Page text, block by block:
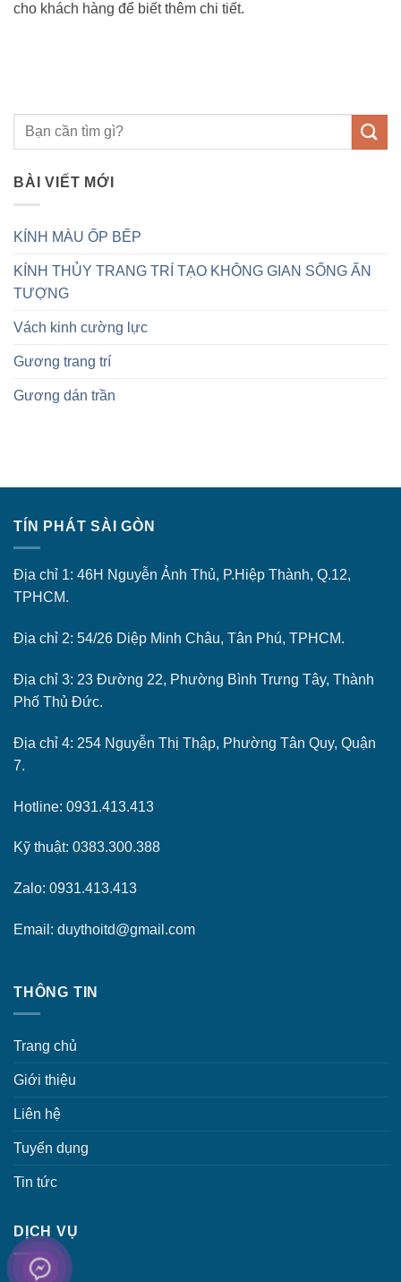
cho khách hàng để biết thêm chi tiết.
BÀI VIẾT MỚI
KÍNH MÀU ỐP BẾP
KÍNH THỦY TRANG TRÍ TẠO KHÔNG GIAN SỐNG ẤN
TƯỢNG
Vách kinh cường lực
Gương trang trí
Gương dán trần
TÍN PHÁT SÀI GÒN
Địa chỉ 1: 46H Nguyễn Ảnh Thủ, P.Hiệp Thành, Q.12,
TPHCM.
Địa chỉ 2: 54/26 Diệp Minh Châu, Tân Phú, TPHCM.
Địa chỉ 3: 23 Đường 22, Phường Bình Trưng Tây, Thành
Phố Thủ Đức.
Địa chỉ 4: 254 Nguyễn Thị Thập, Phường Tân Quy, Quận
7.
Hotline: 0931.413.413
Kỹ thuật: 0383.300.388
Zalo: 0931.413.413
Email: duythoitd@gmail.com
THÔNG TIN
Trang chủ
Giới thiệu
Liên hệ
Tuyển dụng
Tin tức
DỊCH VỤ